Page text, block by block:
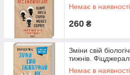
Немає в наявності
260 ₴
Зміни свій
тижнів.
Немає в наявності